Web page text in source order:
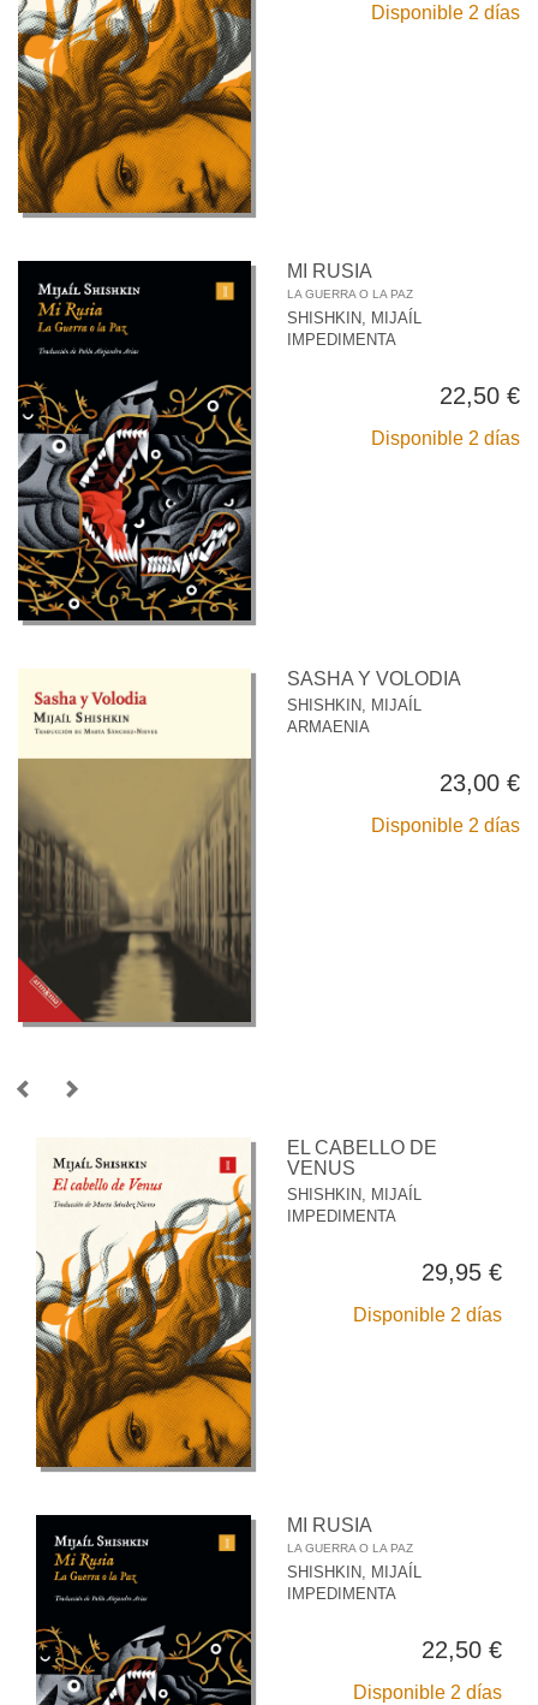
Disponible 2 días
MI RUSIA
LA GUERRA O LA PAZ
SHISHKIN, MIJAÍL
IMPEDIMENTA
22,50 €
Disponible 2 días
SASHA Y VOLODIA
SHISHKIN, MIJAÍL
ARMAENIA
23,00 €
Disponible 2 días
EL CABELLO DE
VENUS
SHISHKIN, MIJAÍL
IMPEDIMENTA
29,95 €
Disponible 2 días
MI RUSIA
LA GUERRA O LA PAZ
SHISHKIN, MIJAÍL
IMPEDIMENTA
22,50 €
Disponible 2 días